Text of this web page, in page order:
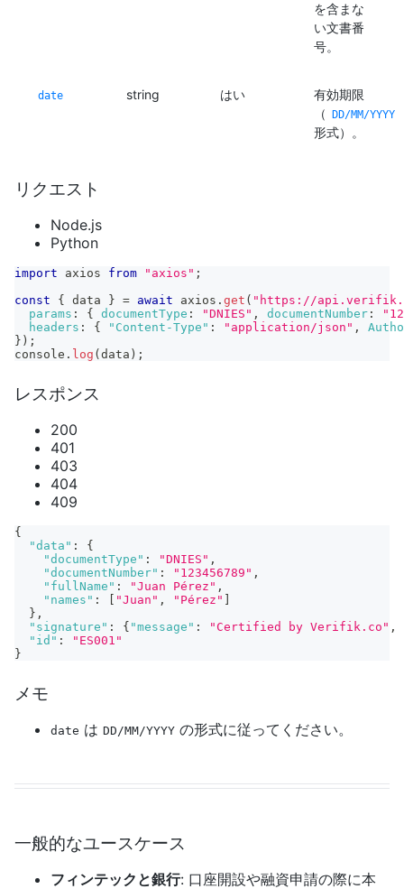
を含まな
い文書番
号。
date string はい
有効期限
（
DD/MM/YYYY
形式）。
リクエスト
Node.js
Python
import axios from "axios" ;
const
{ data } = await axios . get ( "https://
params : { documentType : "DNIES" , documentNumber :
headers : { "Content-Type" : "application/json" ,
} ) ;
console . log ( data ) ;
レスポンス
200
401
403
404
409
{
"data" :
{
"documentType" : "DNIES" ,
"documentNumber" : "123456789" ,
"fullName" : "Juan Pérez" ,
"names" : "Juan" , "Pérez"
} ,
"signature" : { "message" : "Certified by Verifik.co" ,
"id" :
"ES001"
}
メモ
date は DD/MM/YYYY の形式に従ってください。
一般的なユースケース
フィンテックと銀行: 口座開設や融資申請の際に本